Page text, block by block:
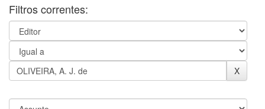
Filtros correntes: